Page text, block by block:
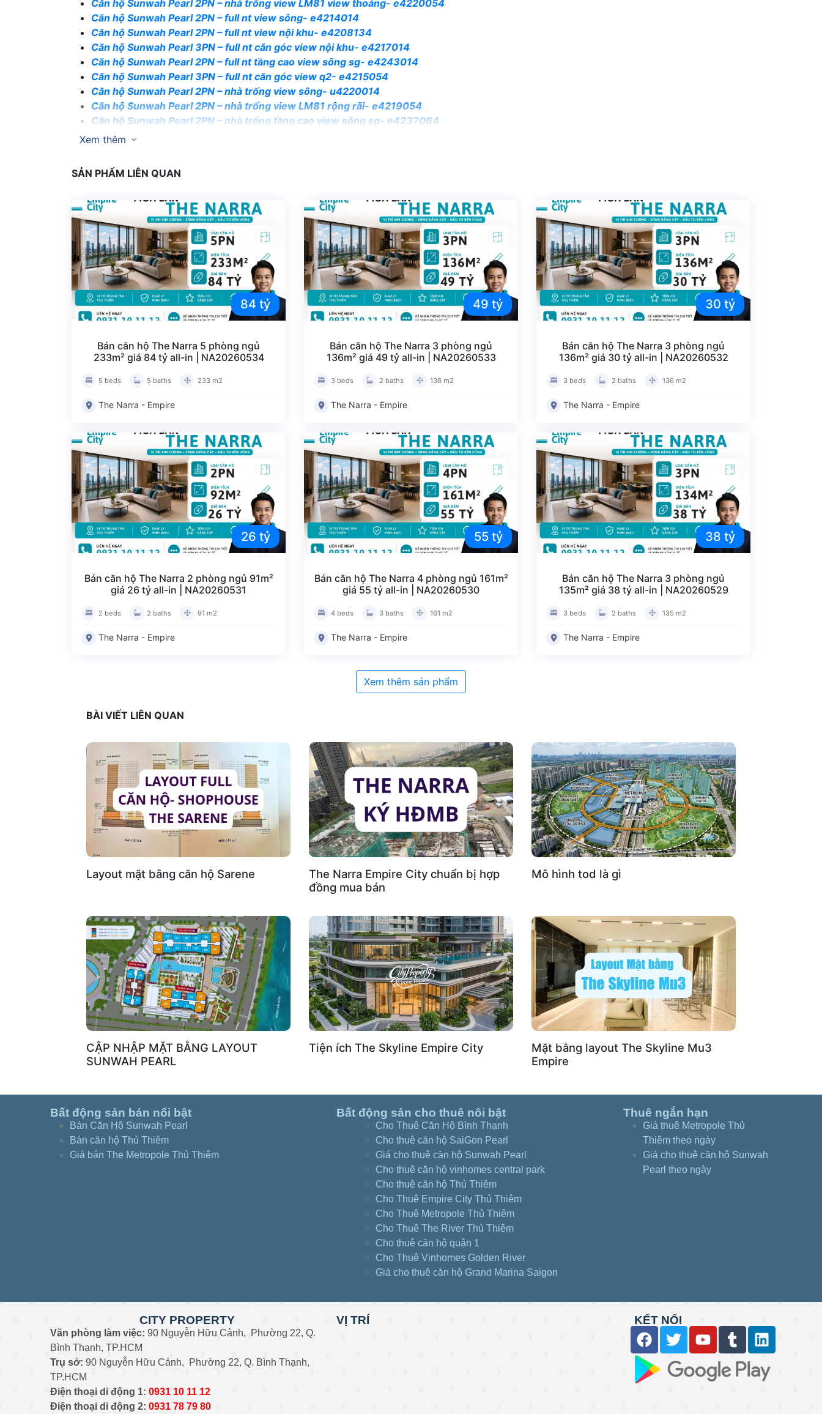
Căn hộ Sunwah Pearl 2PN – nhà trống view LM81 view thoáng- e4220054
Căn hộ Sunwah Pearl 2PN – full nt view sông- e4214014
Căn hộ Sunwah Pearl 2PN – full nt view nội khu- e4208134
Căn hộ Sunwah Pearl 3PN – full nt căn góc view nội khu- e4217014
Căn hộ Sunwah Pearl 2PN – full nt tầng cao view sông sg- e4243014
Căn hộ Sunwah Pearl 3PN – full nt căn góc view q2- e4215054
Căn hộ Sunwah Pearl 2PN – nhà trống view sông- u4220014
Căn hộ Sunwah Pearl 2PN – nhà trống view LM81 rộng rãi- e4219054
Căn hộ Sunwah Pearl 2PN – nhà trống tầng cao view sông sg- e4237064
Căn hộ Sunwah Pearl 2PN – full nt view trực diện sông- e4221084
Căn hộ Sunwah Pearl 1PN view sông rộng nhất Sunwah- w4214074
Căn hộ Sunwah Pearl 1PN – full nt sân vườn- e4207034
Căn hộ Sunwah Pearl 2PN – nhà trống view LM81- e4217044
Căn hộ Sunwah Pearl 2PN – full nt view sông SG e4222084
Căn hộ Sunwah Pearl 2PN – nhà trống view nội khu- e4209024
Căn hộ Sunwah Pearl 2PN – full nt view trực diện sông- e4210064
Căn hộ Sunwah Pearl 3PN – nhà trống view sông- g4229084
Căn hộ Sunwah Pearl 2PN – full nt căn góc view sông- e4238014
Đánh giá bài viết
Xem thêm
SẢN PHẨM LIÊN QUAN
84 tỷ
Bán căn hộ The Narra 5 phòng ngủ
233m² giá 84 tỷ all-in | NA20260534
5 beds 5 baths 233 m2
The Narra - Empire
49 tỷ
Bán căn hộ The Narra 3 phòng ngủ
136m² giá 49 tỷ all-in | NA20260533
3 beds 2 baths 136 m2
The Narra - Empire
30 tỷ
Bán căn hộ The Narra 3 phòng ngủ
136m² giá 30 tỷ all-in | NA20260532
3 beds 2 baths 136 m2
The Narra - Empire
26 tỷ
Bán căn hộ The Narra 2 phòng ngủ 91m²
giá 26 tỷ all-in | NA20260531
2 beds 2 baths 91 m2
The Narra - Empire
55 tỷ
Bán căn hộ The Narra 4 phòng ngủ 161m²
giá 55 tỷ all-in | NA20260530
4 beds 3 baths 161 m2
The Narra - Empire
38 tỷ
Bán căn hộ The Narra 3 phòng ngủ
135m² giá 38 tỷ all-in | NA20260529
3 beds 2 baths 135 m2
The Narra - Empire
Xem thêm sản phẩm
BÀI VIẾT LIÊN QUAN
Layout mặt bằng căn hộ Sarene
The Narra Empire City chuẩn bị hợp
đồng mua bán
Mô hình tod là gì
CẬP NHẬP MẶT BẰNG LAYOUT
SUNWAH PEARL
Tiện ích The Skyline Empire City
Mặt bằng layout The Skyline Mu3
Empire
Bất động sản bán nổi bật
Bán Căn Hộ Sunwah Pearl
Bán căn hộ Thủ Thiêm
Giá bán The Metropole Thủ Thiêm
Bất động sản cho thuê nôi bật
Cho Thuê Căn Hộ Bình Thạnh
Cho thuê căn hộ SaiGon Pearl
Giá cho thuê căn hộ Sunwah Pearl
Cho thuê căn hộ vinhomes central park
Cho thuê căn hộ Thủ Thiêm
Cho Thuê Empire City Thủ Thiêm
Cho Thuê Metropole Thủ Thiêm
Cho Thuê The River Thủ Thiêm
Cho thuê căn hộ quận 1
Cho Thuê Vinhomes Golden River
Giá cho thuê căn hộ Grand Marina Saigon
Thuê ngắn hạn
Giá thuê Metropole Thủ
Thiêm theo ngày
Giá cho thuê căn hộ Sunwah
Pearl theo ngày
CITY PROPERTY
Văn phòng làm việc: 90 Nguyễn Hữu Cảnh, Phường 22, Q.
Bình Thạnh, TP.HCM
Trụ sở: 90 Nguyễn Hữu Cảnh, Phường 22, Q. Bình Thạnh,
TP.HCM
Điện thoại di động 1: 0931 10 11 12
Điện thoại di động 2: 0931 78 79 80
VỊ TRÍ KẾT NỐI